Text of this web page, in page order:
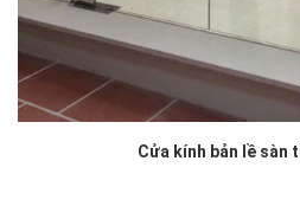
Cửa kính bản lề sàn